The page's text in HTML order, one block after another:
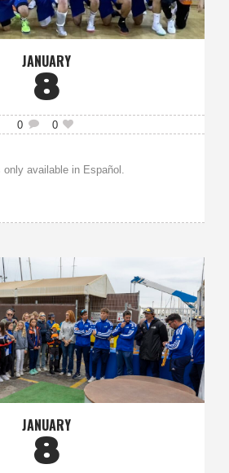
JANUARY
8
0 0
available in Español.
JANUARY
8